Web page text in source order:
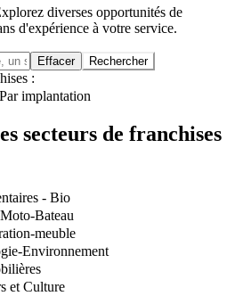
diverses opportunités de
d'expérience à votre service.
Effacer Rechercher
:
Par implantation
secteurs de franchises
- Bio
Bateau
meuble
Environnement
et Culture